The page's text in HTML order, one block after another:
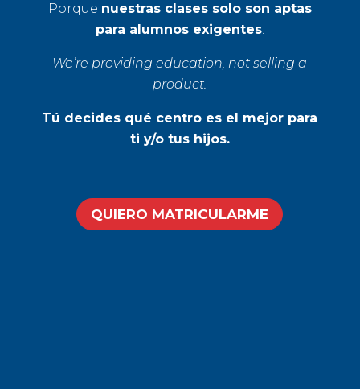
Porque nuestras clases solo son aptas
para alumnos exigentes.
We’re providing education, not selling a
product.
Tú decides qué centro es el mejor para
ti y/o tus hijos.
QUIERO MATRICULARME